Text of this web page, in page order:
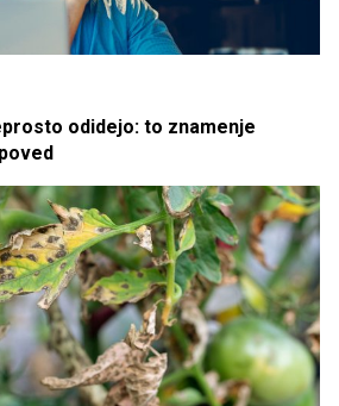
odidejo: to znamenje